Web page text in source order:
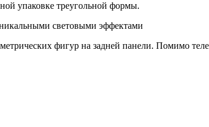
упаковке треугольной формы.
фигур на задней панели. Помимо